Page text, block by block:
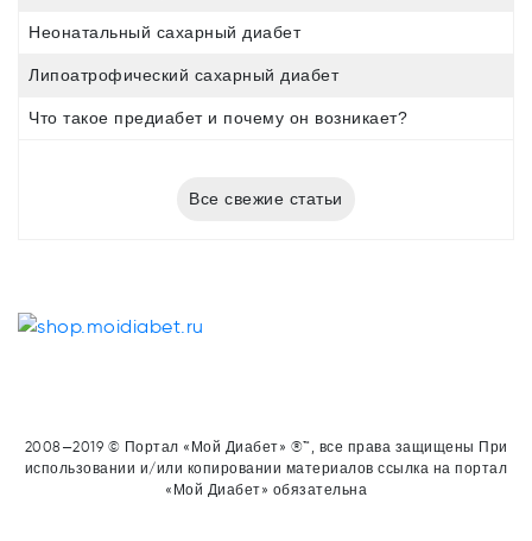
Неонатальный сахарный диабет
Липоатрофический сахарный диабет
Что такое предиабет и почему он возникает?
Все свежие статьи
2008—2019 © Портал «Мой Диабет» ®™, все права защищены При
использовании и/или копировании материалов ссылка на портал
«Мой Диабет» обязательна